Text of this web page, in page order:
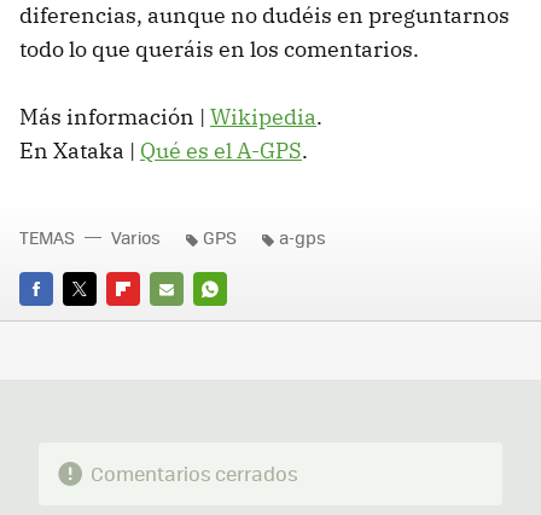
diferencias, aunque no dudéis en preguntarnos
todo lo que queráis en los comentarios.
Más información | Wikipedia.
En Xataka | Qué es el A-GPS.
FACEBOOK
TWITTERFLIPBOARD
E-
WHATSAPP
TEMAS Varios GPS a-gps
Comentarios cerrados